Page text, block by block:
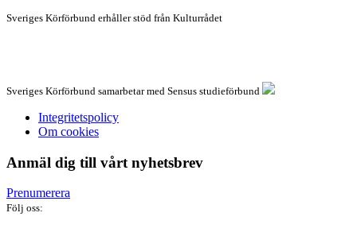
Sveriges Körförbund erhåller stöd från Kulturrådet
Sveriges Körförbund samarbetar med Sensus studieförbund
Integritetspolicy
Om cookies
Anmäl dig till vårt nyhetsbrev
Prenumerera
Följ oss: